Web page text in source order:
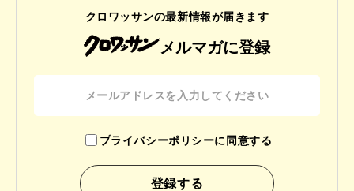
クロワッサンの最新情報が届きます
メルマガに登録
プライバシーポリシーに同意する